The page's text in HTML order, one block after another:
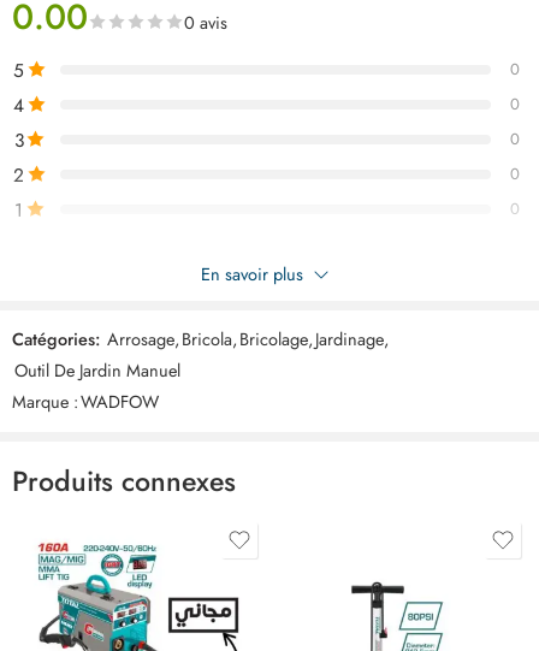
0.00 0 avis
5 0
4 0
3 0
2 0
1 0
Soyez le premier à donner votre avis sur “WADFOW secateur
raisin WSX5608”
Commentaires
Il n'y a pas encore de critiques.
En savoir plus
Catégories: Arrosage,Bricola,Bricolage,Jardinage,
Outil De Jardin Manuel
Marque :WADFOW
Produits connexes